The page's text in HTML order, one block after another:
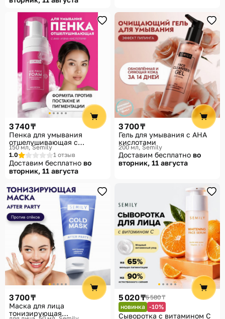
3 740 ₸
Пенка для умывания
отшелушивающая с
кислотами
150 мл Semily
1.0
1 отзыв
Доставим бесплатно во
вторник, 11 августа
3 700 ₸
Гель для умывания с АНА
кислотами
200 мл Semily
Доставим бесплатно во
вторник, 11 августа
3 700 ₸
Маска для лица
тонизирующая
5 020 ₸5 580 ₸
новинка -10%
Сыворотка с витамином С